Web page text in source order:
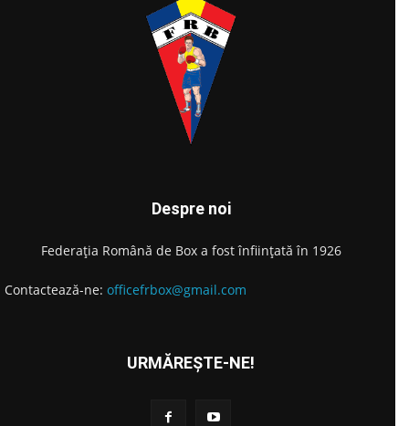
Despre noi
Federația Română de Box a fost înființată în 1926
Contactează-ne: officefrbox@gmail.com
URMĂREȘTE-NE!